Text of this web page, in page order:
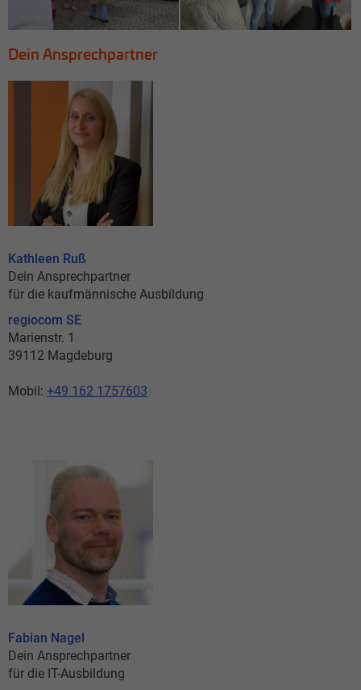
Dein Ansprechpartner
Kathleen Ruß
Dein Ansprechpartner
für die kaufmännische Ausbildung
regiocom SE
Marienstr. 1
39112 Magdeburg
Mobil: +49 162 1757603
Fabian Nagel
Dein Ansprechpartner
für die IT-Ausbildung